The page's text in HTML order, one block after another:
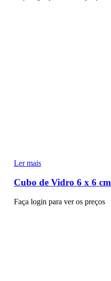
Ler mais
Cubo de Vidro 6 x 6 cm
Faça login para ver os preços